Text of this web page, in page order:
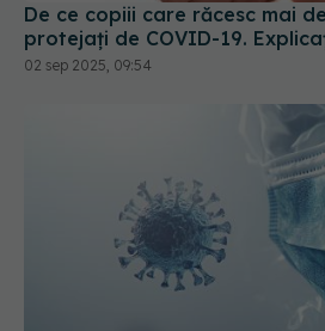
COVID-19, evoluție neașteptată